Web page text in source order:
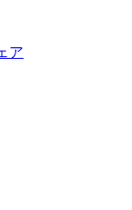
ア